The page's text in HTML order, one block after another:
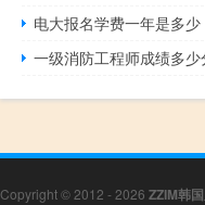
电大报名学费一年是多少
一级消防工程师成绩多
Copyright © 2012 - 2026 ZZIM韩